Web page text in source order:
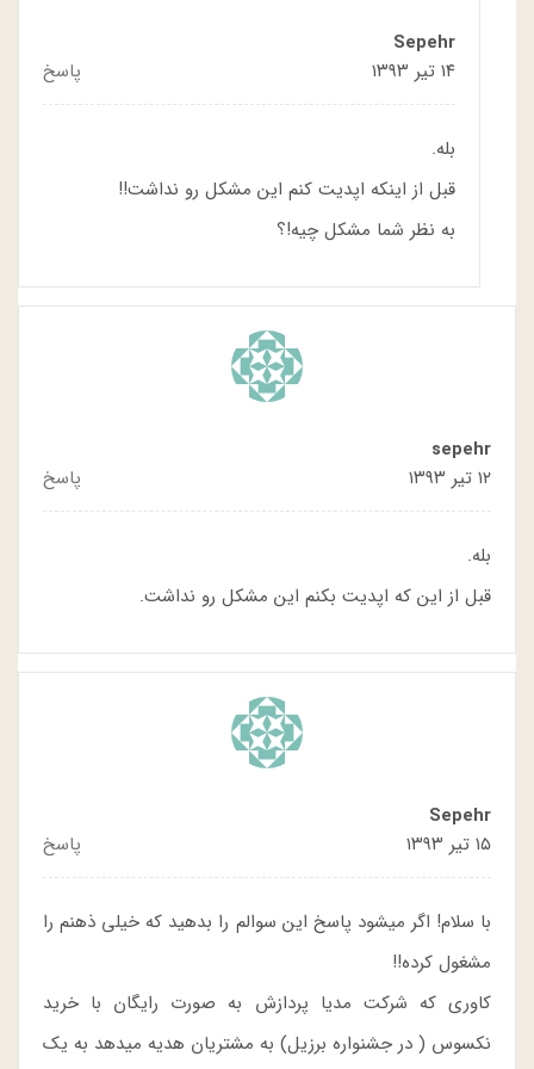
Sepehr
۱۴ تیر ۱۳۹۳
پاسخ
بله.
قبل از اینکه اپدیت کنم این مشکل رو نداشت!!
به نظر شما مشکل چیه!؟
sepehr
۱۲ تیر ۱۳۹۳
پاسخ
بله.
قبل از این که اپدیت بکنم این مشکل رو نداشت.
Sepehr
۱۵ تیر ۱۳۹۳
پاسخ
با سلام! اگر میشود پاسخ این سوالم را بدهید که خیلی ذهنم را
مشغول کرده!!
کاوری که شرکت مدیا پردازش به صورت رایگان با خرید
نکسوس ( در جشنواره برزیل) به مشتریان هدیه میدهد به یک